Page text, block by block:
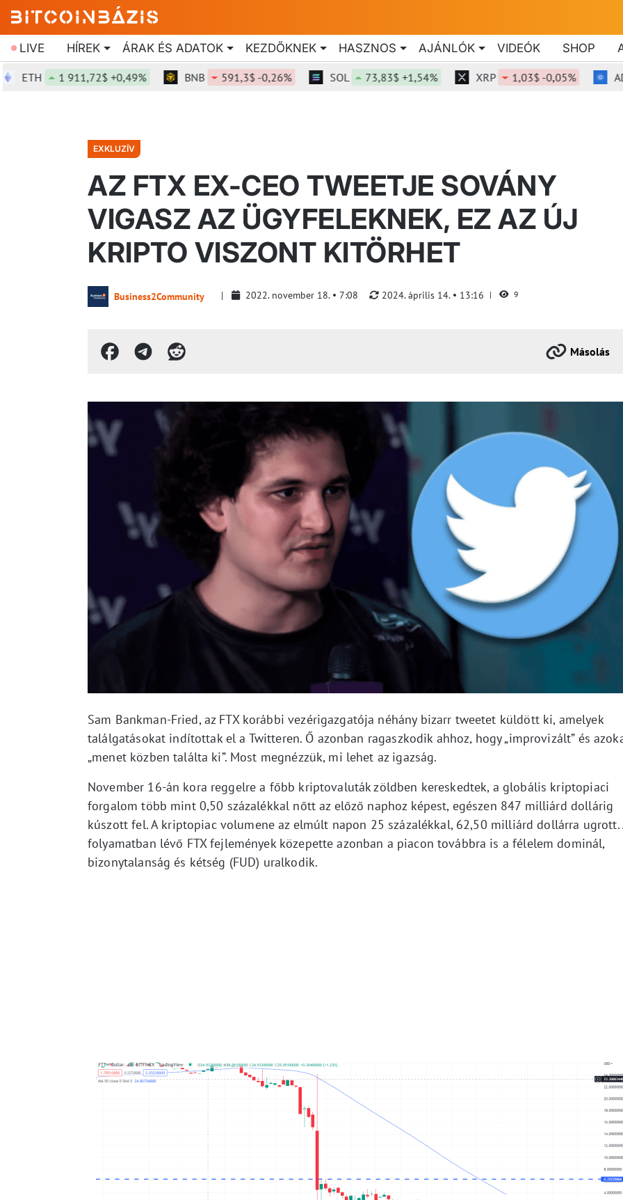
LIVE HÍREK ÁRAK ÉS ADATOK KEZDŐKNEK HASZNOS AJÁNLÓK VIDEÓK SHOP
1 911,72$ +0,49% BNB 591,3$ -0,26% SOL 73,83$ +1,54% XRP 1,03$ -0,05% ADA
EXKLUZÍV
AZ FTX EX-CEO TWEETJE SOVÁNY
VIGASZ AZ ÜGYFELEKNEK, EZ AZ ÚJ
KRIPTO VISZONT KITÖRHET
Business2Community 2022. november 18. 7:08 2024. április 14. 13:16 9
Másolás
Sam Bankman-Fried, az FTX korábbi vezérigazgatója néhány bizarr tweetet küldött ki, amelyek
találgatásokat indítottak el a Twitteren. Ő azonban ragaszkodik ahhoz, hogy „improvizált” és
„menet közben találta ki”. Most megnézzük, mi lehet az igazság.
November 16-án kora reggelre a főbb kriptovaluták zöldben kereskedtek, a globális kriptopiaci
forgalom több mint 0,50 százalékkal nőtt az előző naphoz képest, egészen 847 milliárd dollárig
kúszott fel. A kriptopiac volumene az elmúlt napon 25 százalékkal, 62,50 milliárd dollárra ugrott.
folyamatban lévő FTX fejlemények közepette azonban a piacon továbbra is a félelem dominál,
bizonytalanság és kétség (FUD) uralkodik.